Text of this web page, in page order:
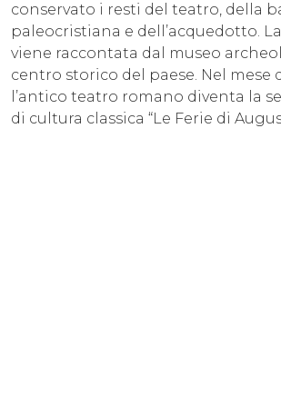
conservato i resti del teatro, della
paleocristiana e dell’acquedotto.
viene raccontata dal museo
centro storico del paese. Nel mese
l’antico teatro romano diventa la
di cultura classica “Le Ferie di